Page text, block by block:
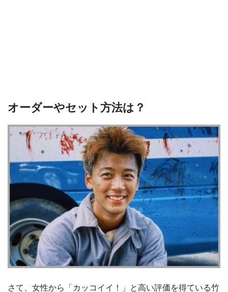
オーダーやセット方法は？
さて、女性から「カッコイイ！」と高い評価を得ている竹